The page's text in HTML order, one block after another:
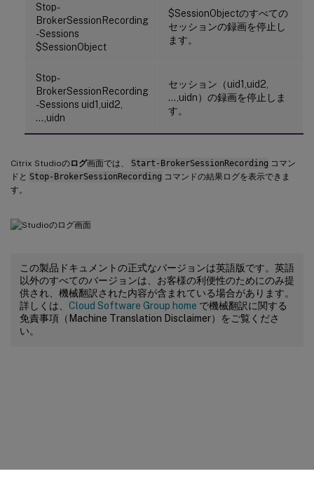
Stop-
BrokerSessionRecording
-Sessions
$SessionObject
$SessionObjectのすべての
セッションの録画を停止し
ます。
Stop-
BrokerSessionRecording
-Sessions uid1,uid2,
…,uidn
セッション（uid1,uid2,
…,uidn）の録画を停止しま
す。
Citrix Studioのログ画面では、 Start-BrokerSessionRecording コマン
ドと Stop-BrokerSessionRecording コマンドの結果ログを表示できま
す。
この製品ドキュメントの正式なバージョンは英語版です。英語
以外のすべてのバージョンは、お客様の利便性のためにのみ提
供され、機械翻訳された内容が含まれている場合があります。
詳しくは、 Cloud Software Group home で機械翻訳に関する
免責事項（Machine Translation Disclaimer）をご覧くださ
い。